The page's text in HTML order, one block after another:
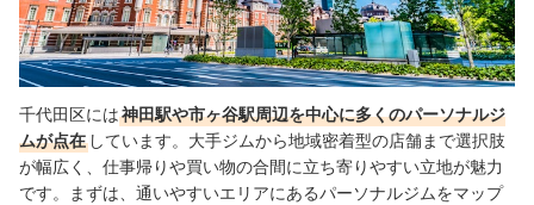
千代田区には神田駅や市ヶ谷駅周辺を中心に多くのパーソナルジ
ムが点在 しています。大手ジムから地域密着型の店舗まで選択肢
が幅広く、仕事帰りや買い物の合間に立ち寄りやすい立地が魅力
です。まずは、通いやすいエリアにあるパーソナルジムをマップ